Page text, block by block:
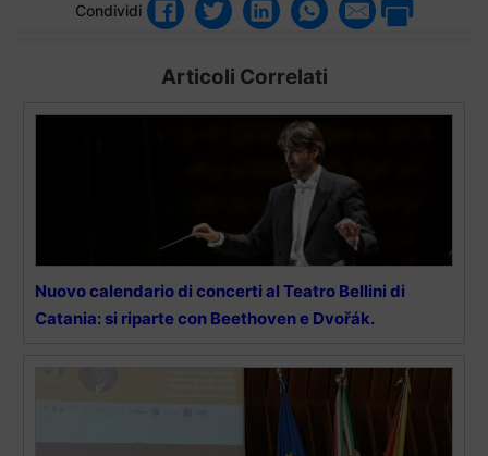
Condividi
Articoli Correlati
Nuovo calendario di concerti al Teatro Bellini di
Catania: si riparte con Beethoven e Dvořák.